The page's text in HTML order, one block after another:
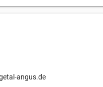
angus.de